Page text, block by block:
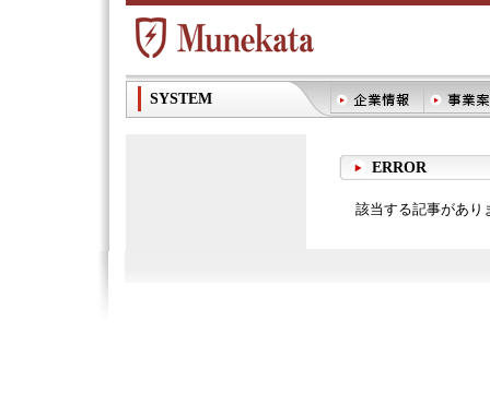
SYSTEM
ERROR
該当する記事があり